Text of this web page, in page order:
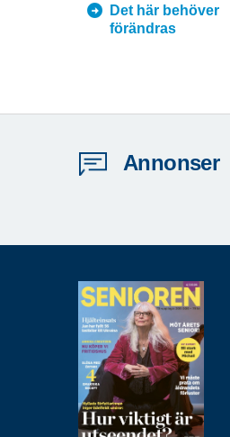
Det här behöver
förändras
Annonser